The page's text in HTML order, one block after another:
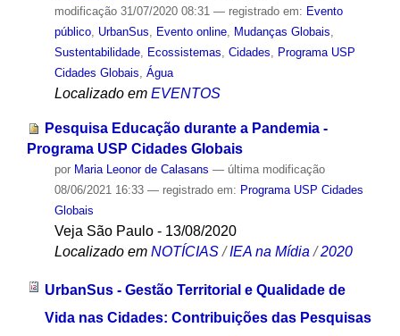
modificação31/07/2020 08:31 — registrado em: Evento
público, UrbanSus, Evento online, Mudanças Globais,
Sustentabilidade, Ecossistemas, Cidades, Programa USP
Cidades Globais, Água
Localizado em EVENTOS
Pesquisa Educação durante a Pandemia -
Programa USP Cidades Globais
por Maria Leonor de Calasans — última modificação
08/06/2021 16:33 — registrado em: Programa USP Cidades
Globais
Veja São Paulo - 13/08/2020
Localizado em NOTÍCIAS /IEA na Mídia /2020
UrbanSus - Gestão Territorial e Qualidade de
Vida nas Cidades: Contribuições das Pesquisas